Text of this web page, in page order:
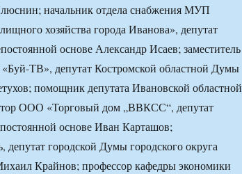
начальник отдела снабжения МУП
хозяйства города Иванова», депутат
основе Александр Исаев; заместитель
ТВ», депутат Костромской областной Думы
помощник депутата Ивановской областной
ООО «Торговый дом „ВВКСС“, депутат
основе Иван Карташов;
городской Думы городского округа
Крайнов; профессор кафедры экономики